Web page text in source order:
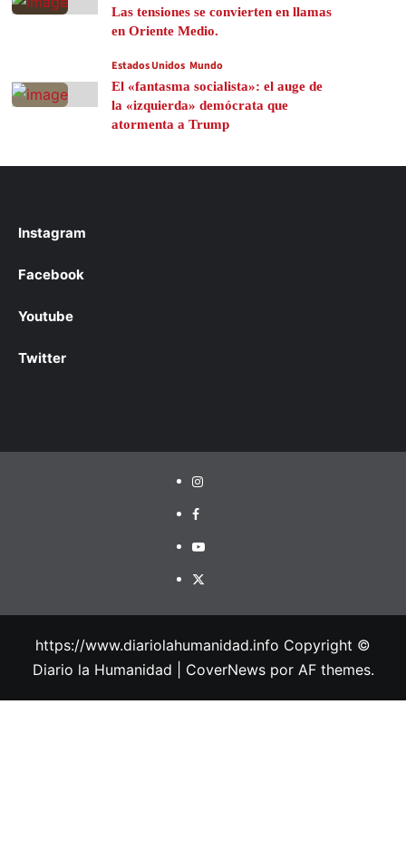
Las tensiones se convierten en llamas
en Oriente Medio.
Estados Unidos Mundo
El «fantasma socialista»: el auge de
la «izquierda» demócrata que
atormenta a Trump
Instagram
Facebook
Youtube
Twitter
https://www.diariolahumanidad.info Copyright ©
Diario la Humanidad
CoverNewspor AF themes.